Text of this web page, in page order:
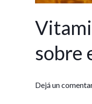
sobre
Dejá un